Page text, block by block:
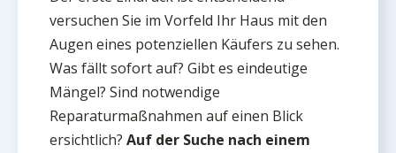
versuchen Sie im Vorfeld Ihr Haus mit den
Augen eines potenziellen Käufers zu sehen.
Was fällt sofort auf? Gibt es eindeutige
Mängel? Sind notwendige
Reparaturmaßnahmen auf einen Blick
ersichtlich? Auf der Suche nach einem